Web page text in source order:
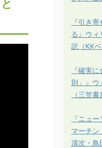
『引き
る』ウ
訳（KKベ
『確実
則」』ウ
（三笠書
『ニュ
マーチン
清次・鳥